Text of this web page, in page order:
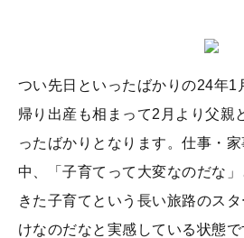
つい先日といったばかりの24年1
帰り出産も相まって2月より父親
ったばかりとなります。仕事・
中、「子育てって大変なのだな
きた子育てという長い旅路のス
けなのだなと実感している状態で